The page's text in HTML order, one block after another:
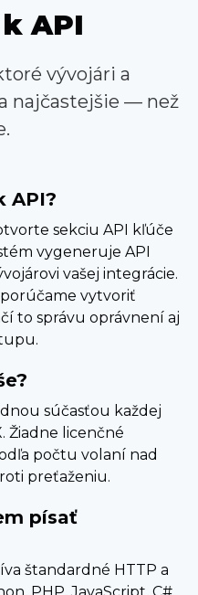
API
vývojári a
najčastejšie — než
API?
sekciu API kľúče
vygeneruje API
vašej integrácie.
vytvoriť
to správu oprávnení aj
súčasťou každej
Žiadne licenčné
počtu volaní nad
preťaženiu.
písať
štandardné HTTP a